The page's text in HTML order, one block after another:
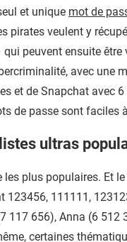
et unique mot de
pirates veulent y
peuvent ensuite
avec une
et de Snapchat avec
de passe sont faciles
ultras
plus populaires. Et
111111,
117 656), Anna (6
certaines